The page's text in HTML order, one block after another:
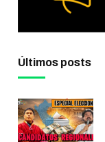
Últimos posts